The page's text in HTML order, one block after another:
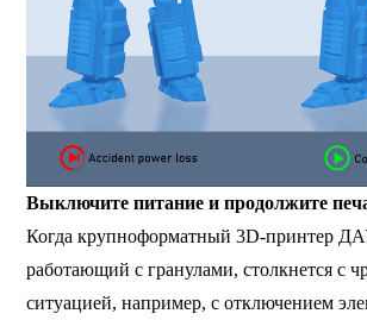
Выключите питание и продолжите
Когда крупноформатный 3D-принтер
работающий с гранулами, столкнется с
ситуацией, например, с отключением